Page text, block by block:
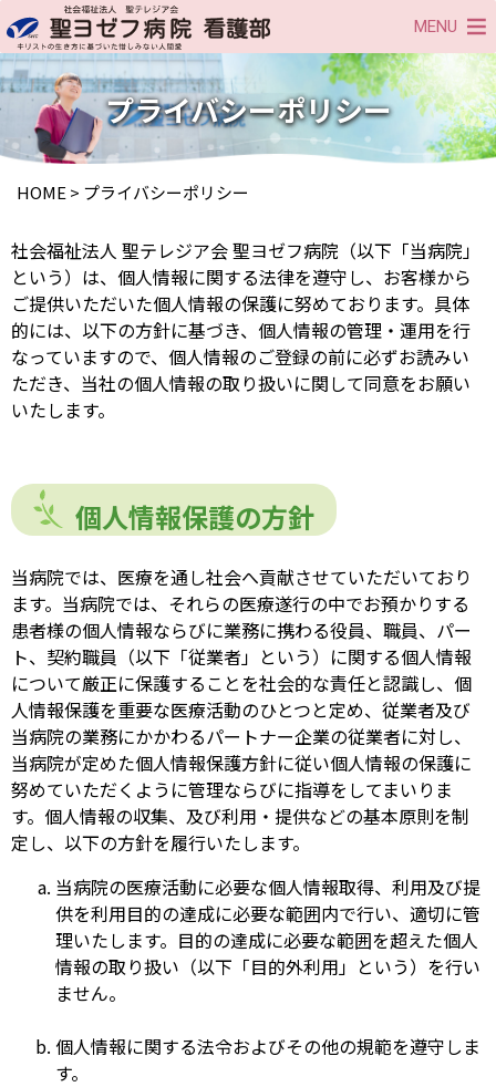
MENU
プライバシーポリシー
HOME > プライバシーポリシー
社会福祉法人 聖テレジア会 聖ヨゼフ病院（以下「当病院」
という）は、個人情報に関する法律を遵守し、お客様から
ご提供いただいた個人情報の保護に努めております。具体
的には、以下の方針に基づき、個人情報の管理・運用を行
なっていますので、個人情報のご登録の前に必ずお読みい
ただき、当社の個人情報の取り扱いに関して同意をお願い
いたします。
個人情報保護の方針​
当病院では、医療を通し社会へ貢献させていただいており
ます。当病院では、それらの医療遂行の中でお預かりする
患者様の個人情報ならびに業務に携わる役員、職員、パー
ト、契約職員（以下「従業者」という）に関する個人情報
について厳正に保護することを社会的な責任と認識し、個
人情報保護を重要な医療活動のひとつと定め、従業者及び
当病院の業務にかかわるパートナー企業の従業者に対し、
当病院が定めた個人情報保護方針に従い個人情報の保護に
努めていただくように管理ならびに指導をしてまいりま
す。個人情報の収集、及び利用・提供などの基本原則を制
定し、以下の方針を履行いたします。
当病院の医療活動に必要な個人情報取得、利用及び提
供を利用目的の達成に必要な範囲内で行い、適切に管
理いたします。目的の達成に必要な範囲を超えた個人
情報の取り扱い（以下「目的外利用」という）を行い
ません。
個人情報に関する法令およびその他の規範を遵守しま
す。